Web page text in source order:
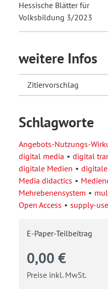
Hessische Blätter für
Volksbildung 3/2023
weitere Infos
Zitiervorschlag
Schlagworte
Angebots-Nutzungs-
digital media
digital
digitale Medien
Media didactics
Mehrebenensystem
Open Access
supply-
E-Paper-Teilbeitrag
0,00 €
Preise inkl. MwSt.